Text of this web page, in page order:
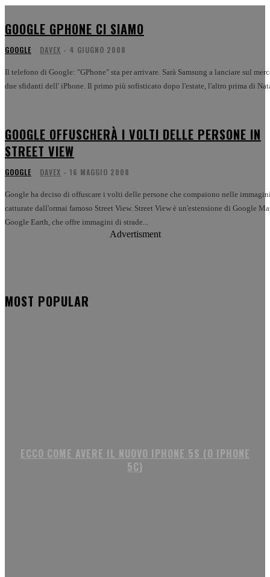
GOOGLE GPHONE CI SIAMO
GOOGLE DAVEX - 4 GIUGNO 2008
Il telefono di Google: "GPhone" sta per arrivare. Sarà Samsung a lanciare sul mercato i
due sfidanti dell' iPhone. Il primo più sofisticato dopo l'estate,
GOOGLE OFFUSCHERÀ I VOLTI DELLE PERSONE IN
STREET VIEW
GOOGLE DAVEX - 16 MAGGIO 2008
Google ha deciso di offuscare i volti delle persone che compaiono nelle
catturate dall'ormai famoso Street View. Street View è un'estensione di Google Maps e
Google Earth, che offre immagini di strade...
Advertisment
MOST POPULAR
ECCO COME AVERE IL NUOVO IPHONE 5S (O IPHONE
5C)